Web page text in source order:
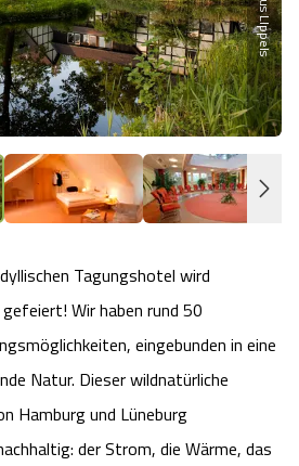
Heideflächen
Freizeitparks
Vital Urlaub
Städte
Ferienhäuser
Pensionen
Südheide
im Frühling
im Sommer
im Herbst
im Winter
Ausflugsziele
Wandern
Fahrrad Urlaub
Bahn Bispingen
Kletterparks
Outlet Soltau
Baumwipfelpfad
Schnucken Golf
Serengeti Park
Walsrode
Thermen
Fasten & Co.
Gesund & Fit
Balance
Kurzurlaub
Unterkünfte
Unterkünfte
Lüneburg
Lüneburg
Lüneburg
Lüneburg
Lüneburg
& Führungen Lüneburg
Celle
A A A
Tagungshotel wird
Wir haben rund 50
eingebunden in eine
Natur. Dieser wildnatürliche
Hamburg und Lüneburg
der Strom, die Wärme, das